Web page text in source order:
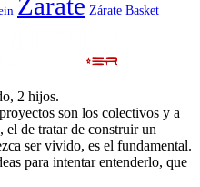
Zárate Basket
2 hijos.
son los colectivos y a
el de tratar de construir un
ser vivido, es el fundamental.
para intentar entenderlo, que